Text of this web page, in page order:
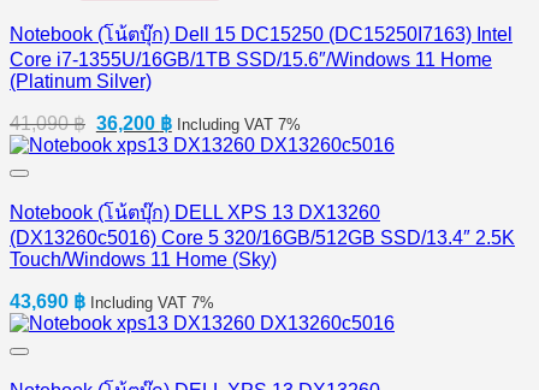
Notebook (โน้ตบุ๊ก) Dell 15 DC15250 (DC15250I7163) Intel
Core i7-1355U/16GB/1TB SSD/15.6″/Windows 11 Home
(Platinum Silver)
41,090฿ Original
price
36,200 ฿Current
price
Including VAT 7%
Notebook (โน้ตบุ๊ก) DELL XPS 13 DX13260
(DX13260c5016) Core 5 320/16GB/512GB SSD/13.4″ 2.5K
Touch/Windows 11 Home (Sky)
43,690 ฿ Including VAT 7%